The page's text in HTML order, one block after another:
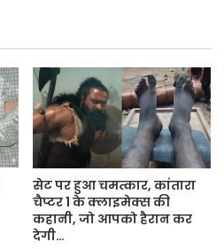
सेट पर हुआ चमत्कार, कांतारा
चैप्टर 1 के क्लाइमेक्स की
कहानी, जो आपको हैरान कर
देगी…